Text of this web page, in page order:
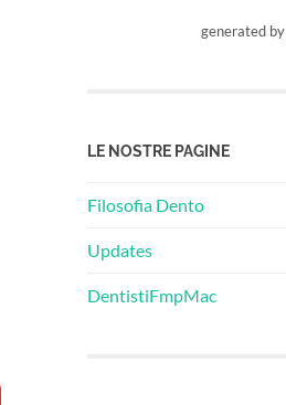
generated by
LE NOSTRE PAGINE
Filosofia Dento
Updates
DentistiFmpMac